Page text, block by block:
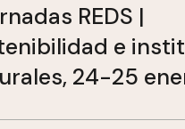
REDS |
e
24-25